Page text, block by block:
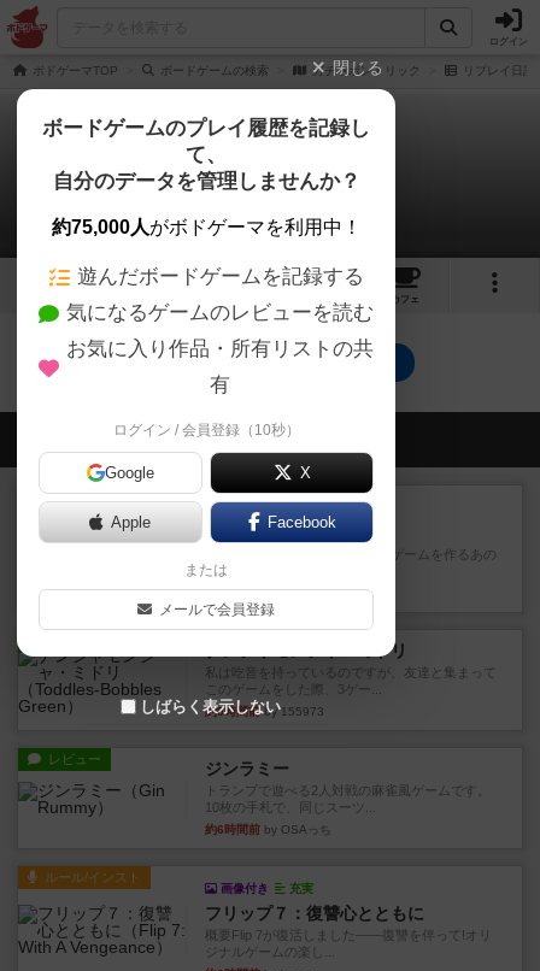
ログイン
ボドゲーマTOP ボードゲームの検索 ガチャポントリック リプレイ日記
ガチャポントリック
0件のリプレイ日記
4 1
カフェ
ガチャポントリックのトップに戻る
会員の新しい投稿
レビュー
フィッシェン
デジタルソロプレイ。毒のあるゲームを作るあの
人がデザイン。箱絵からもう...
約1時間前by おーちゃん
ナンジャモンジャ・ミドリ
私は吃音を持っているのですが、友達と集まって
このゲームをした際、3ゲー...
約5時間前by 155973
レビュー ジンラミー
トランプで遊べる2人対戦の麻雀風ゲームです。
10枚の手札で、同じスーツ...
約6時間前 by OSAっち
ルール/インスト
画像付き 充実
フリップ７：復讐心とともに
概要Flip 7が復活しました――復讐を伴って!オリ
ジナルゲームの楽し...
閉じる
ボードゲームのプレイ履歴を記録し
て、
自分のデータを管理しませんか？
約75,000人がボドゲーマを利用中！
遊んだボードゲームを記録する
気になるゲームのレビューを読む
お気に入り作品・所有リストの共
有
ログイン / 会員登録（10秒）
Google X
Apple Facebook
または
メールで会員登録
しばらく表示しない